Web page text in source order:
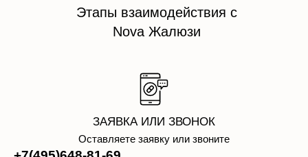
Nova Жалюзи
ЗАЯВКА ИЛИ ЗВОНОК
Оставляете заявку или звоните
+7(495)648-81-69